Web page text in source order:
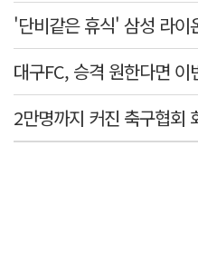
대구FC, 승격 원한다면 이